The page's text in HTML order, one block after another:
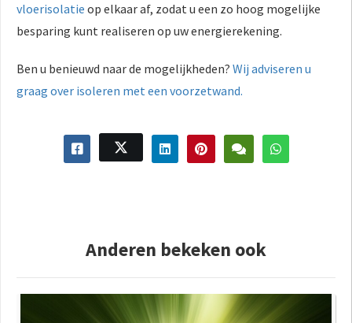
vloerisolatie op elkaar af, zodat u een zo hoog mogelijke
besparing kunt realiseren op uw energierekening.
Ben u benieuwd naar de mogelijkheden? Wij adviseren u
graag over isoleren met een voorzetwand.
Anderen bekeken ook